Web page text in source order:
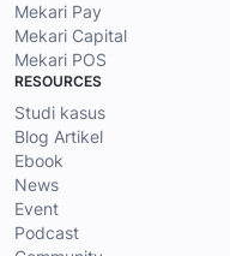
Mekari Pay
Mekari Capital
Mekari POS
RESOURCES
Studi kasus
Blog Artikel
Ebook
News
Event
Podcast